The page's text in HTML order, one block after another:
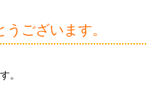
ございます。
。